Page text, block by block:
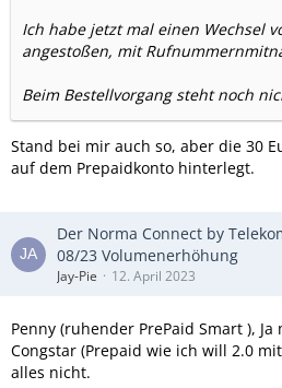
Ich habe jetzt mal einen Wechsel
angestoßen, mit
Beim Bestellvorgang steht noch
Stand bei mir auch so, aber die 30
auf dem Prepaidkonto hinterlegt.
Der Norma Connect by
08/23 Volumenerhöhung
Jay-Pie 12. April 2023
Penny (ruhender PrePaid Smart ), Ja
Congstar (Prepaid wie ich will 2.0
alles nicht.